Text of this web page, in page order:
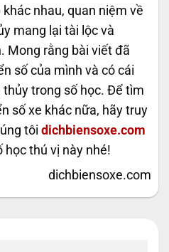
nhau, quan niệm về
mang lại tài lộc và
Mong rằng bài viết đã
số của mình và có cái
trong số học. Để tìm
số xe khác nữa, hãy truy
tôi dichbiensoxe.com
học thú vị này nhé!
dichbiensoxe.com